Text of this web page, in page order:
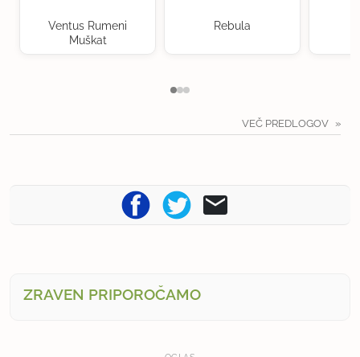
Ventus Rumeni
Muškat
Rebula
VEČ PREDLOGOV
ZRAVEN PRIPOROČAMO